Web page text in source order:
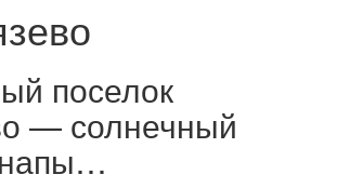
поселок
— солнечный